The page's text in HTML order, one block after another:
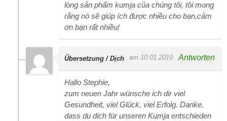
lòng sản phẩm kumja của chúng tôi, tôi mong
rằng nó sẽ giúp ích được nhiều cho bạn,cảm
ơn bạn rất nhiều!
Übersetzung / Dịch am 10.01.2019 Antworten
Hallo Stephie,
zum neuen Jahr wünsche ich dir viel
Gesundheit, viel Glück, viel Erfolg. Danke,
dass du dich für unseren Kumja entschieden